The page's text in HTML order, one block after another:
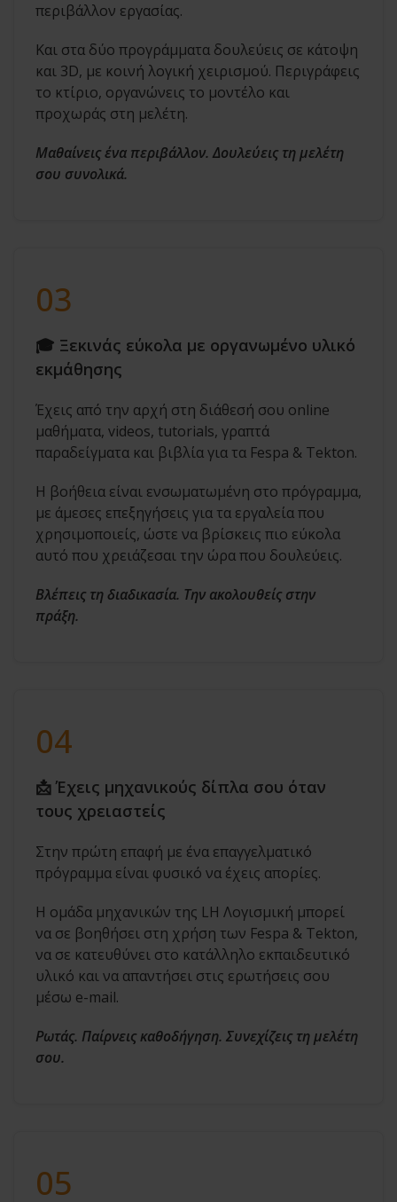
περιβάλλον εργασίας.
Και στα δύο προγράμματα δουλεύεις σε κάτοψη
και 3D, με κοινή λογική χειρισμού. Περιγράφεις
το κτίριο, οργανώνεις το μοντέλο και
προχωράς στη μελέτη.
Μαθαίνεις ένα περιβάλλον. Δουλεύεις τη μελέτη
σου συνολικά.
03
🎓 Ξεκινάς εύκολα με οργανωμένο υλικό
εκμάθησης
Έχεις από την αρχή στη διάθεσή σου online
μαθήματα, videos, tutorials, γραπτά
παραδείγματα και βιβλία για τα Fespa & Tekton.
Η βοήθεια είναι ενσωματωμένη στο πρόγραμμα,
με άμεσες επεξηγήσεις για τα εργαλεία που
χρησιμοποιείς, ώστε να βρίσκεις πιο εύκολα
αυτό που χρειάζεσαι την ώρα που δουλεύεις.
Βλέπεις τη διαδικασία. Την ακολουθείς στην
πράξη.
04
📩 Έχεις μηχανικούς δίπλα σου όταν
τους χρειαστείς
Στην πρώτη επαφή με ένα επαγγελματικό
πρόγραμμα είναι φυσικό να έχεις απορίες.
Η ομάδα μηχανικών της LH Λογισμική μπορεί
να σε βοηθήσει στη χρήση των Fespa & Tekton,
να σε κατευθύνει στο κατάλληλο εκπαιδευτικό
υλικό και να απαντήσει στις ερωτήσεις σου
μέσω e-mail.
Ρωτάς. Παίρνεις καθοδήγηση. Συνεχίζεις τη μελέτη
σου.
05